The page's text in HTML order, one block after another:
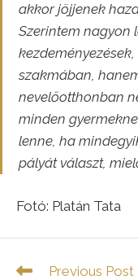
akkor jöjjenek
Szerintem nagyon
szakmában,
nevelőotthonban
minden
lenne, ha
pályát választ,
Fotó: Platán Tata
Read
Previous Post